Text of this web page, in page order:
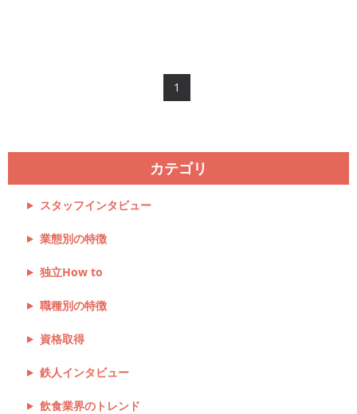
1
カテゴリ
スタッフインタビュー
業態別の特徴
独立How to
職種別の特徴
資格取得
鉄人インタビュー
飲食業界のトレンド